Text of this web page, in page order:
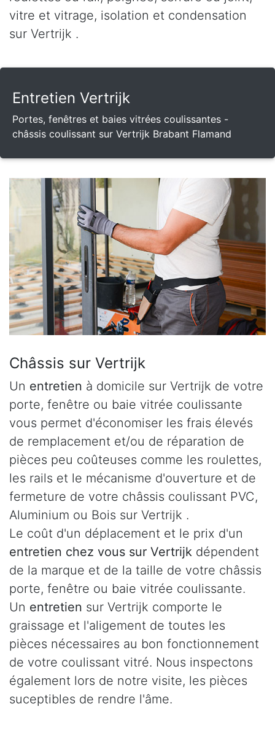
vitre et vitrage, isolation et condensation
sur Vertrijk .
Entretien Vertrijk
Portes, fenêtres et baies vitrées coulissantes -
châssis coulissant sur Vertrijk Brabant Flamand
Châssis sur Vertrijk
Un entretien à domicile sur Vertrijk de votre
porte, fenêtre ou baie vitrée coulissante
vous permet d'économiser les frais élevés
de remplacement et/ou de réparation de
pièces peu coûteuses comme les roulettes,
les rails et le mécanisme d'ouverture et de
fermeture de votre châssis coulissant PVC,
Aluminium ou Bois sur Vertrijk .
Le coût d'un déplacement et le prix d'un
entretien chez vous sur Vertrijk dépendent
de la marque et de la taille de votre châssis
porte, fenêtre ou baie vitrée coulissante.
Un entretien sur Vertrijk comporte le
graissage et l'aligement de toutes les
pièces nécessaires au bon fonctionnement
de votre coulissant vitré. Nous inspectons
également lors de notre visite, les pièces
suceptibles de rendre l'âme.